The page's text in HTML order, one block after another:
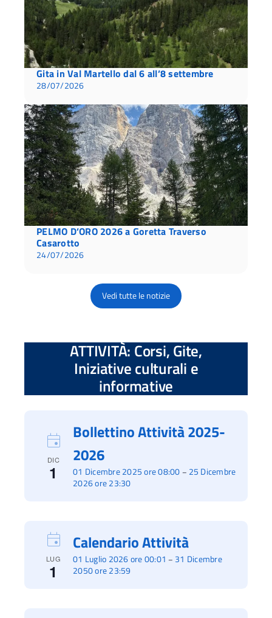
Gita in Val Martello dal 6 all’8 settembre
28/07/2026
PELMO D’ORO 2026 a Goretta Traverso
Casarotto
24/07/2026
Vedi tutte le notizie
ATTIVITÀ: Corsi, Gite,
Iniziative culturali e
informative
DIC
1 01 Dicembre 2025 ore 08:00 – 25 Dicembre
2026 ore 23:30
Bollettino Attività 2025-
2026
LUG
1
01 Luglio 2026 ore 00:01 – 31 Dicembre
2050 ore 23:59
Calendario Attività